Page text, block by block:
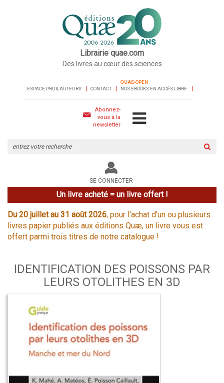
Librairie quae.com
Des livres au cœur des sciences
ESPACE PRO & AUTEURS CONTACT
QUAE-OPEN
NOS EBOOKS EN ACCÈS LIBRE
Abonnez-
vous à la
newsletter
le
site
SE CONNECTER
Un livre acheté = un livre offert !
Du 20 juillet au 31 août 2026, pour l'achat d'un ou plusieurs
livres papier publiés aux éditions Quæ, un livre vous est
offert parmi trois titres de notre catalogue !
IDENTIFICATION DES POISSONS PAR
LEURS OTOLITHES EN 3D